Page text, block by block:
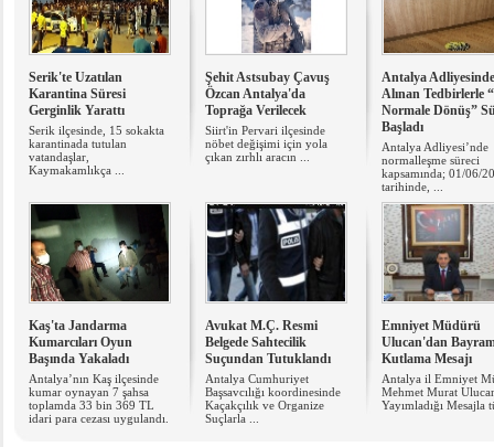
Serik'te Uzatılan
Karantina Süresi
Gerginlik Yarattı
Serik ilçesinde, 15 sokakta
karantinada tutulan
vatandaşlar,
Kaymakamlıkça ...
Şehit Astsubay Çavuş
Özcan Antalya'da
Toprağa Verilecek
Siirt'in Pervari ilçesinde
nöbet değişimi için yola
çıkan zırhlı aracın ...
Antalya Adliyesinde
Alınan Tedbirlerle
Normale Dönüş”
Başladı
Antalya Adliyesi’nde
normalleşme süreci
kapsamında; 01/06/
tarihinde, ...
Kaş'ta Jandarma
Kumarcıları Oyun
Başında Yakaladı
Antalya’nın Kaş ilçesinde
kumar oynayan 7 şahsa
toplamda 33 bin 369 TL
idari para cezası uygulandı.
Avukat M.Ç. Resmi
Belgede Sahtecilik
Suçundan Tutuklandı
Antalya Cumhuriyet
Başsavcılığı koordinesinde
Kaçakçılık ve Organize
Suçlarla ...
Emniyet Müdürü
Ulucan'dan
Kutlama Mesajı
Antalya il Emniyet
Mehmet Murat
Yayımladığı Mesajla